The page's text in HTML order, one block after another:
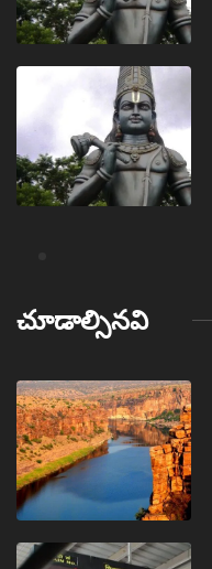
చూడాల్సినవి